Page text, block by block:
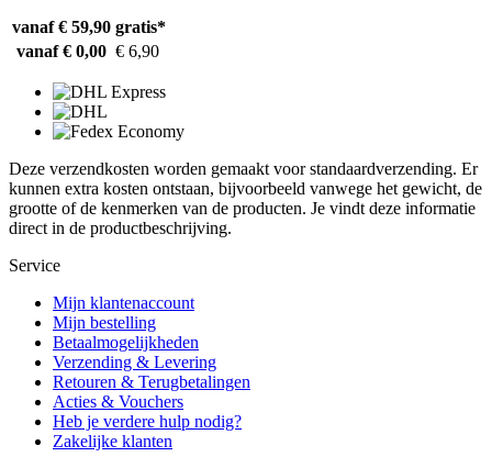
vanaf € 59,90 gratis*
vanaf € 0,00 € 6,90
Deze verzendkosten worden gemaakt voor standaardverzending. Er
kunnen extra kosten ontstaan, bijvoorbeeld vanwege het gewicht, de
grootte of de kenmerken van de producten. Je vindt deze informatie
direct in de productbeschrijving.
Service
Mijn klantenaccount
Mijn bestelling
Betaalmogelijkheden
Verzending & Levering
Retouren & Terugbetalingen
Acties & Vouchers
Heb je verdere hulp nodig?
Zakelijke klanten